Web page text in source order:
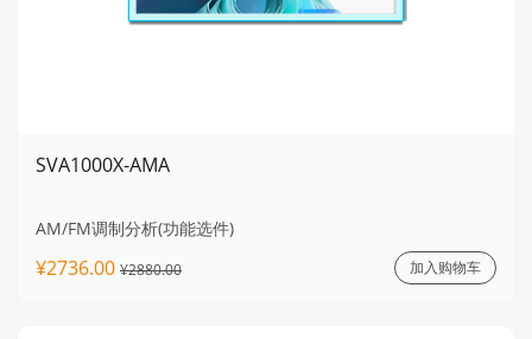
SVA1000X-AMA
AM/FM调制分析(功能选件)
¥2736.00 ¥2880.00 加入购物车